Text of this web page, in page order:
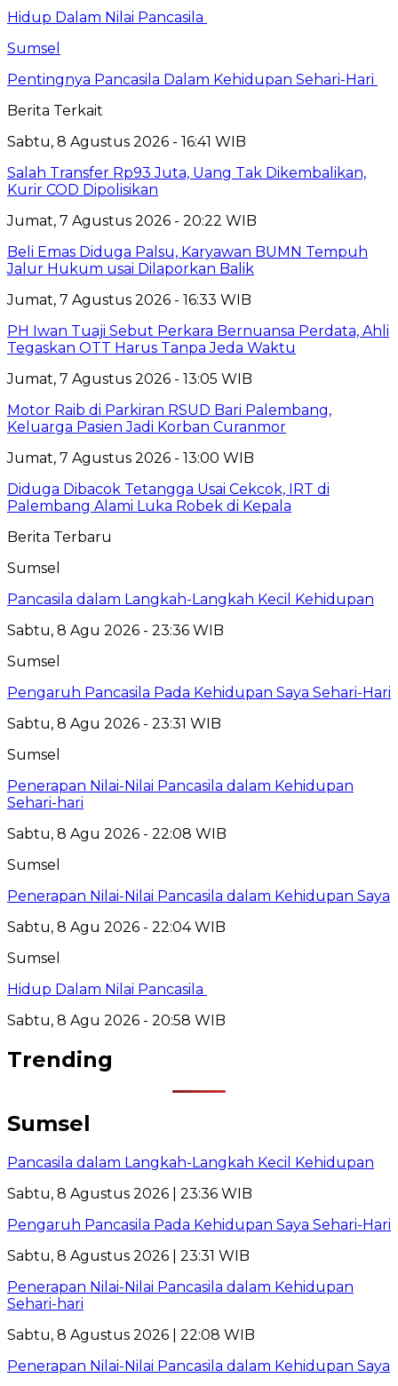
Hidup Dalam Nilai Pancasila
Sumsel
Pentingnya Pancasila Dalam Kehidupan Sehari-Hari
Berita Terkait
Sabtu, 8 Agustus 2026 - 16:41 WIB
Salah Transfer Rp93 Juta, Uang Tak Dikembalikan,
Kurir COD Dipolisikan
Jumat, 7 Agustus 2026 - 20:22 WIB
Beli Emas Diduga Palsu, Karyawan BUMN Tempuh
Jalur Hukum usai Dilaporkan Balik
Jumat, 7 Agustus 2026 - 16:33 WIB
PH Iwan Tuaji Sebut Perkara Bernuansa Perdata, Ahli
Tegaskan OTT Harus Tanpa Jeda Waktu
Jumat, 7 Agustus 2026 - 13:05 WIB
Motor Raib di Parkiran RSUD Bari Palembang,
Keluarga Pasien Jadi Korban Curanmor
Jumat, 7 Agustus 2026 - 13:00 WIB
Diduga Dibacok Tetangga Usai Cekcok, IRT di
Palembang Alami Luka Robek di Kepala
Berita Terbaru
Sumsel
Pancasila dalam Langkah-Langkah Kecil Kehidupan
Sabtu, 8 Agu 2026 - 23:36 WIB
Sumsel
Pengaruh Pancasila Pada Kehidupan Saya Sehari-Hari
Sabtu, 8 Agu 2026 - 23:31 WIB
Sumsel
Penerapan Nilai-Nilai Pancasila dalam Kehidupan
Sehari-hari
Sabtu, 8 Agu 2026 - 22:08 WIB
Sumsel
Penerapan Nilai-Nilai Pancasila dalam Kehidupan Saya
Sabtu, 8 Agu 2026 - 22:04 WIB
Sumsel
Hidup Dalam Nilai Pancasila
Sabtu, 8 Agu 2026 - 20:58 WIB
Trending
Sumsel
Pancasila dalam Langkah-Langkah Kecil Kehidupan
Sabtu, 8 Agustus 2026 | 23:36 WIB
Pengaruh Pancasila Pada Kehidupan Saya Sehari-Hari
Sabtu, 8 Agustus 2026 | 23:31 WIB
Penerapan Nilai-Nilai Pancasila dalam Kehidupan
Sehari-hari
Sabtu, 8 Agustus 2026 | 22:08 WIB
Penerapan Nilai-Nilai Pancasila dalam Kehidupan Saya